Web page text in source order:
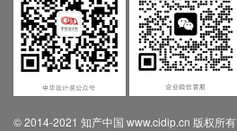
© 2014-2021 知产中国 www.cidip.cn 版权所有